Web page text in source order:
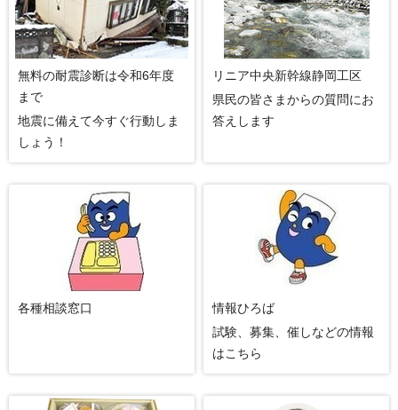
無料の耐震診断は令和6年度
まで
地震に備えて今すぐ行動しま
しょう！
リニア中央新幹線静岡工区
県民の皆さまからの質問にお
答えします
各種相談窓口
情報ひろば
試験、募集、催しなどの情報
はこちら